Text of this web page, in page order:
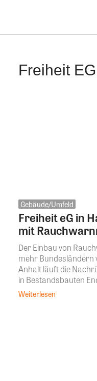
Freiheit EG
Gebäude/Umfeld
Freiheit eG in
mit
Der Einbau von
mehr Bundesländern
Anhalt läuft die
in Bestandsbauten
Weiterlesen